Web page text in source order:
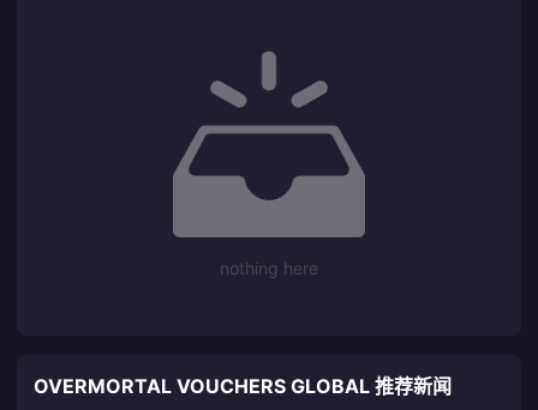
nothing here
OVERMORTAL VOUCHERS GLOBAL 推荐新闻